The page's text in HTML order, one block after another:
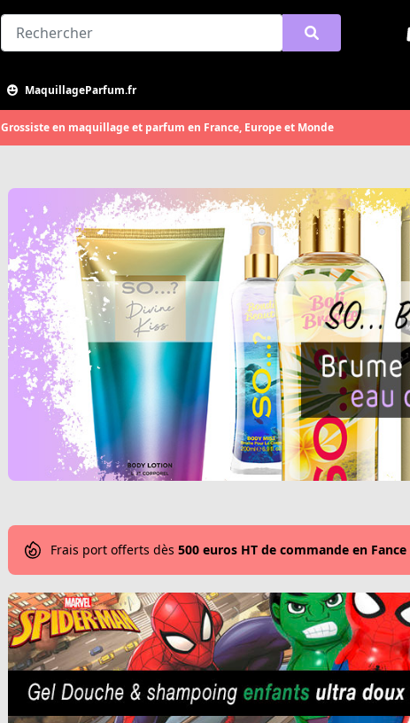
MaquillageParfum.fr
Grossiste en maquillage et parfum en France, Europe et Monde
Frais port offerts dès 500 euros HT de commande en Fance